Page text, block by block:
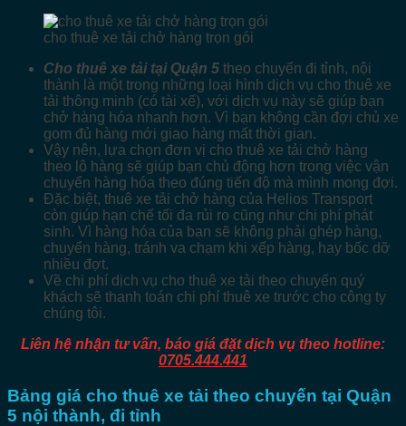
cho thuê xe tải chở hàng trọn gói
Cho thuê xe tải tại Quận 5 theo chuyến đi tỉnh, nội
thành là một trong những loại hình dịch vụ cho thuê xe
tải thông minh (có tài xế), với dịch vụ này sẽ giúp bạn
chở hàng hóa nhanh hơn. Vì bạn không cần đợi chủ xe
gom đủ hàng mới giao hàng mất thời gian.
Vậy nên, lựa chọn đơn vị cho thuê xe tải chở hàng
theo lô hàng sẽ giúp bạn chủ động hơn trong việc vận
chuyển hàng hóa theo đúng tiến độ mà mình mong đợi.
Đặc biệt, thuê xe tải chở hàng của Helios Transport
còn giúp hạn chế tối đa rủi ro cũng như chi phí phát
sinh. Vì hàng hóa của bạn sẽ không phải ghép hàng,
chuyển hàng, tránh va chạm khi xếp hàng, hay bốc dỡ
nhiều đợt.
Về chi phí dịch vụ cho thuê xe tải theo chuyến quý
khách sẽ thanh toán chi phí thuê xe trước cho công ty
chúng tôi.
Liên hệ nhận tư vấn, báo giá đặt dịch vụ theo hotline:
0705.444.441
Bảng giá cho thuê xe tải theo chuyến tại Quận
5 nội thành, đi tỉnh